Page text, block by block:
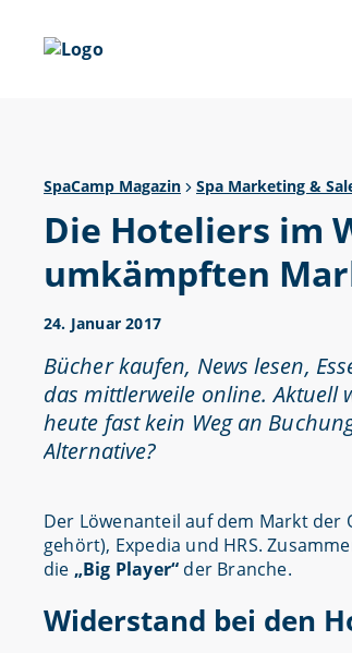
SpaCamp Magazin Spa Marketing &
Die Hoteliers im
umkämpften
24. Januar 2017
Bücher kaufen, News lesen,
das mittlerweile online.
heute fast kein Weg an
Alternative?
Der Löwenanteil auf dem Markt
gehört), Expedia und HRS.
die „Big Player“ der Branche.
Widerstand bei den